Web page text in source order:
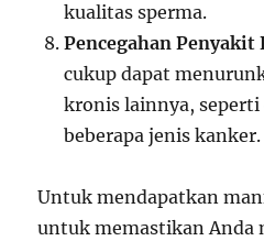
kualitas sperma.
Pencegahan Penyakit
cukup dapat
kronis lainnya, seperti
beberapa jenis kanker.
Untuk mendapatkan
untuk memastikan Anda